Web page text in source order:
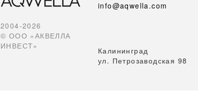
2004-2026
© ООО «АКВЕЛЛА
ИНВЕСТ»
info@aqwella.com
Калининград
ул. Петрозаводская 98